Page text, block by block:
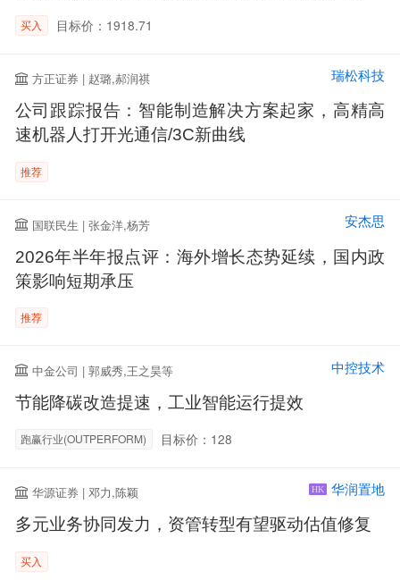
买入 目标价：1918.71
方正证券 | 赵璐,郝润祺 瑞松科技
公司跟踪报告：智能制造解决方案起家，高精高
速机器人打开光通信/3C新曲线
推荐
国联民生 | 张金洋,杨芳 安杰思
2026年半年报点评：海外增长态势延续，国内政
策影响短期承压
推荐
中金公司 | 郭威秀,王之昊等 中控技术
节能降碳改造提速，工业智能运行提效
跑赢行业(OUTPERFORM) 目标价：128
华源证券 | 邓力,陈颖 HK 华润置地
多元业务协同发力，资管转型有望驱动估值修复
买入